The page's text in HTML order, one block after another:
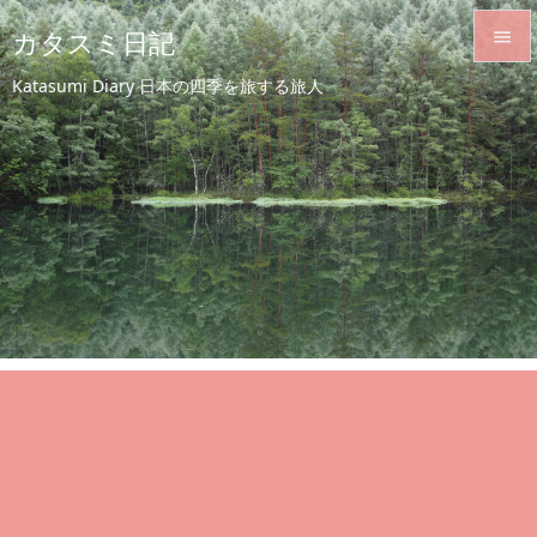
カタスミ日記
Katasumi Diary 日本の四季を旅する旅人


メニュ

サイド

前へ

次へ

検索